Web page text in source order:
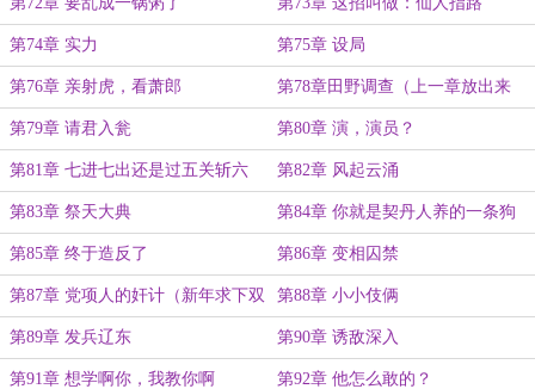
第74章 实力 第75章 设局
第76章 亲射虎，看萧郎 第78章田野调查（上一章放出来
了）
第79章 请君入瓮 第80章 演，演员？
第81章 七进七出还是过五关斩六
将？
第82章 风起云涌
第83章 祭天大典 第84章 你就是契丹人养的一条狗
（月末求下双倍月票）
第85章 终于造反了 第86章 变相囚禁
第87章 党项人的奸计（新年求下双
倍月票）
第88章 小小伎俩
第89章 发兵辽东 第90章 诱敌深入
第91章 想学啊你，我教你啊 第92章 他怎么敢的？